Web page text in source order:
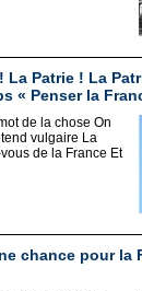
La Patrie ! La
« Penser la
de la chose On
vulgaire La
de la France Et
chance pour la